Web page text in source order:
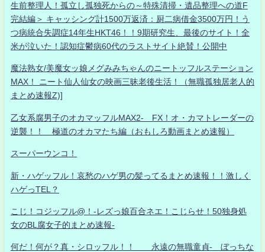
生前整理人！孤立し孤独死からの～特殊清掃・遺品整理への道F
完結編＞ キャッシング計1500万返済：厨二病借金3500万円！う
つ病統合失調症14年生HKT46！！9期研究生、最後のサイト！全
米が泣いた！認知症鬱病60代のラストサイト絶賛！公開中
魔法熟女/美魔女ッ娘メグみみちゃんのニートッフルステーション
MAX！ ニート仙人仙女の映画三昧老後生活！（無職孤独居老人的
まとめ速報Z)]
乙女系腐男子のオカマッフルMAX2- FX！オ・カマトレーダーの
逆襲！！ 極道のオカマたち編（おもしろ動画まとめ速報）
スーパーウンコ！
新・ハゲッフル！哀愁のハゲ男の髪ってるまとめ速報！！激しく
ハゲっTEL？
こじ！コジッフル@！-レズっ娘百合ネエ！こじらせ！50独身処
女のBL腐女子的まとめ速報-
何だ！何が？真・シロッフル！！ 永遠の無職童貞- ぼっちな